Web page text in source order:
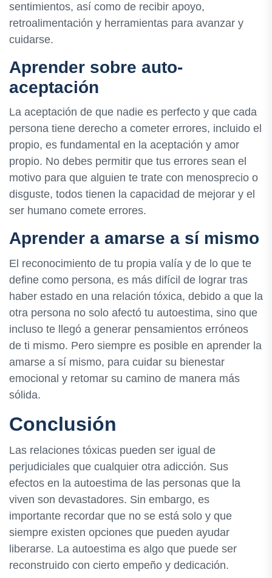
sentimientos, así como de recibir apoyo,
retroalimentación y herramientas para avanzar y
cuidarse.
Aprender sobre auto-
aceptación
La aceptación de que nadie es perfecto y que cada
persona tiene derecho a cometer errores, incluido el
propio, es fundamental en la aceptación y amor
propio. No debes permitir que tus errores sean el
motivo para que alguien te trate con menosprecio o
disguste, todos tienen la capacidad de mejorar y el
ser humano comete errores.
Aprender a amarse a sí mismo
El reconocimiento de tu propia valía y de lo que te
define como persona, es más difícil de lograr tras
haber estado en una relación tóxica, debido a que la
otra persona no solo afectó tu autoestima, sino que
incluso te llegó a generar pensamientos erróneos
de ti mismo. Pero siempre es posible en aprender la
amarse a sí mismo, para cuidar su bienestar
emocional y retomar su camino de manera más
sólida.
Conclusión
Las relaciones tóxicas pueden ser igual de
perjudiciales que cualquier otra adicción. Sus
efectos en la autoestima de las personas que la
viven son devastadores. Sin embargo, es
importante recordar que no se está solo y que
siempre existen opciones que pueden ayudar
liberarse. La autoestima es algo que puede ser
reconstruido con cierto empeño y dedicación.